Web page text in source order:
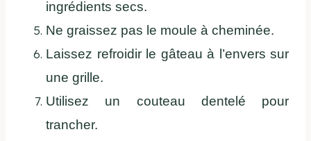
ingrédients secs.
Ne graissez pas le moule à cheminée.
Laissez refroidir le gâteau à l’envers sur
une grille.
Utilisez un couteau dentelé pour
trancher.